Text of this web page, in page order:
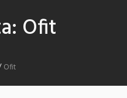
Ofit
Ofit